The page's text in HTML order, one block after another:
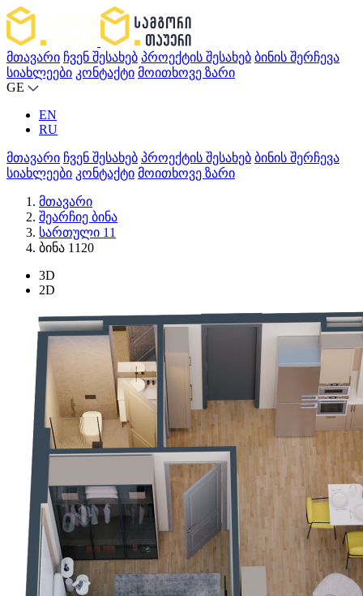
მთავარი ჩვენ შესახებ პროექტის შესახებ ბინის შერჩევა
სიახლეები კონტაქტი მოითხოვე ზარი
GE
EN
RU
მთავარი ჩვენ შესახებ პროექტის შესახებ ბინის შერჩევა
სიახლეები კონტაქტი მოითხოვე ზარი
მთავარი
შეარჩიე ბინა
სართული 11
ბინა 1120
3D
2D